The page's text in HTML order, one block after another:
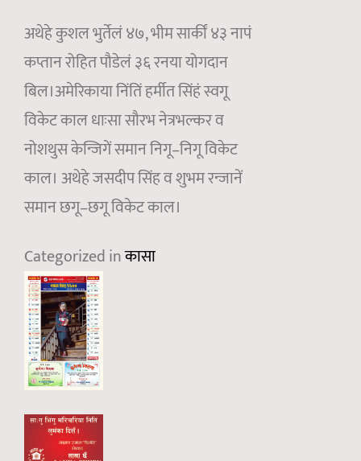
अथेहे कुशल भुर्तेलं ४७, भीम सार्कीं ४३ नापं
कप्तान रोहित पौडेलं ३६ रनया योगदान
बिल।अमेरिकाया निंतिं हर्मीत सिंहं स्वगू
विकेट काल धाःसा सौरभ नेत्रभल्कर व
नोशथुस केन्जिगें समान निगू–निगू विकेट
काल। अथेहे जसदीप सिंह व शुभम रन्जानें
समान छगू–छगू विकेट काल।
Categorized inकासा